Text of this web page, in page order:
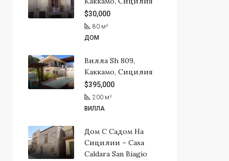
$30,000
80 м²
ДОМ
Вилла Sh 809,
Каккамо, Сицилия
$395,000
200 м²
ВИЛЛА
Дом С Садом На
Сицилии – Casa
Caldara San Biagio